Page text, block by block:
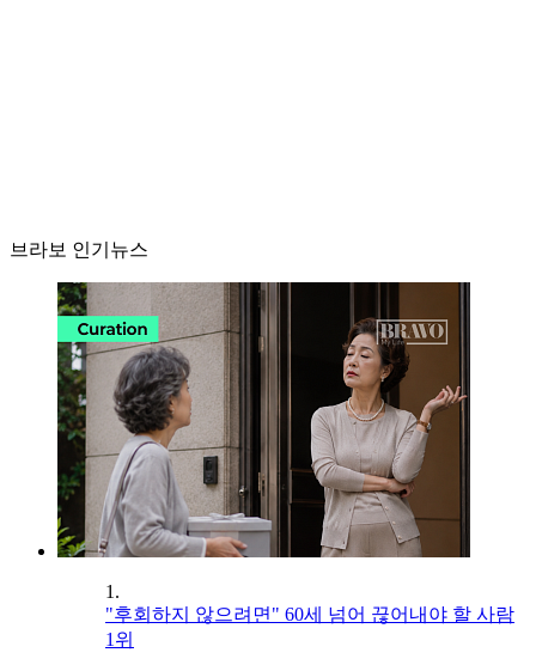
브라보 인기뉴스
1.
"후회하지 않으려면" 60세 넘어 끊어내야 할 사람
1위